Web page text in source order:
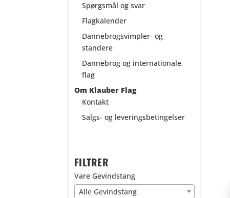
Spørgsmål og svar
Flagkalender
Dannebrogsvimpler- og
standere
Dannebrog og internationale
flag
Om Klauber Flag
Kontakt
Salgs- og leveringsbetingelser
FILTRER
Vare Gevindstang
Alle Gevindstang